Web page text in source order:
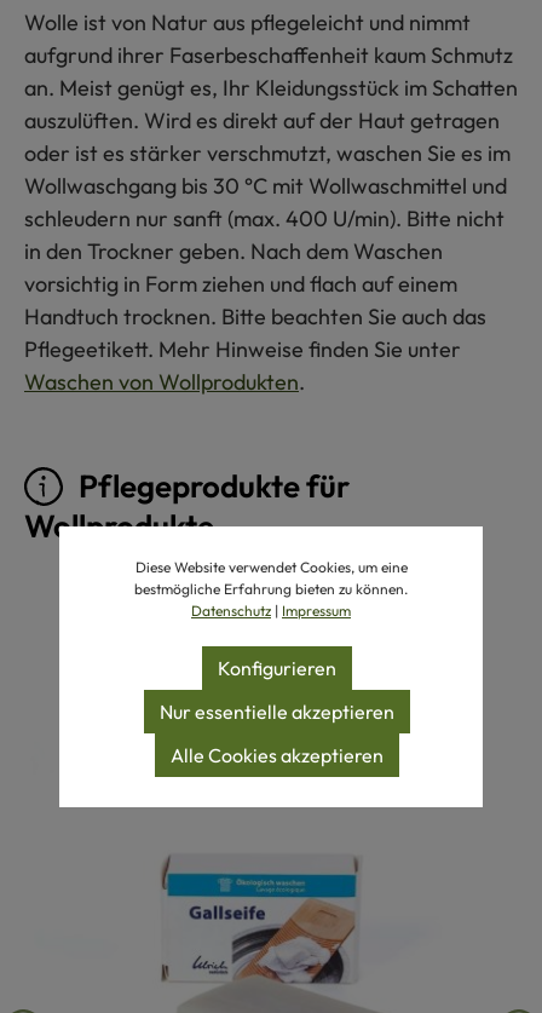
Wolle ist von Natur aus pflegeleicht und nimmt
aufgrund ihrer Faserbeschaffenheit kaum Schmutz
an. Meist genügt es, Ihr Kleidungsstück im Schatten
auszulüften. Wird es direkt auf der Haut getragen
oder ist es stärker verschmutzt, waschen Sie es im
Wollwaschgang bis 30 °C mit Wollwaschmittel und
schleudern nur sanft (max. 400 U/min). Bitte nicht
in den Trockner geben. Nach dem Waschen
vorsichtig in Form ziehen und flach auf einem
Handtuch trocknen. Bitte beachten Sie auch das
Pflegeetikett. Mehr Hinweise finden Sie unter
Waschen von Wollprodukten.
Pflegeprodukte für
Wollprodukte
Produktgalerie überspringen
Diese Website verwendet Cookies, um eine
bestmögliche Erfahrung bieten zu können.
Datenschutz | Impressum
Nur essentielle akzeptieren
Konfigurieren
Alle Cookies akzeptieren